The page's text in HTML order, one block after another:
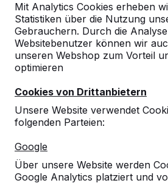
Mit Analytics Cookies erheben
Statistiken über die Nutzung
Gebrauchern. Durch die
Websitebenutzer können wir
unseren Webshop zum Vorteil
optimieren
Cookies von Drittanbietern
Unsere Website verwendet
folgenden Parteien:
Google
Über unsere Website werden
Google Analytics platziert und
Standard
Anthrazit-Beton
5
€ 1.125,00
2. Produkt und folgende für
17%sparen!